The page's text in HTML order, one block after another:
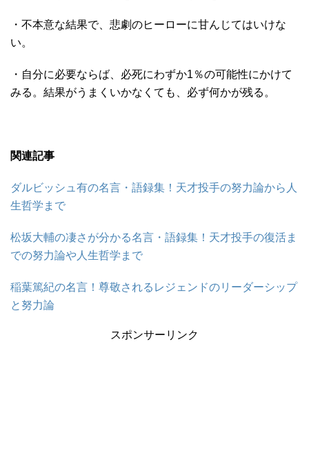
・不本意な結果で、悲劇のヒーローに甘んじてはいけな
い。
・自分に必要ならば、必死にわずか1％の可能性にかけて
みる。結果がうまくいかなくても、必ず何かが残る。
関連記事
ダルビッシュ有の名言・語録集！天才投手の努力論から人
生哲学まで
松坂大輔の凄さが分かる名言・語録集！天才投手の復活ま
での努力論や人生哲学まで
稲葉篤紀の名言！尊敬されるレジェンドのリーダーシップ
と努力論
スポンサーリンク